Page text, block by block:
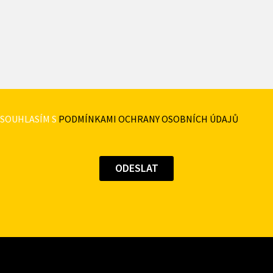
SOUHLASÍM S PODMÍNKAMI OCHRANY OSOBNÍCH ÚDAJŮ